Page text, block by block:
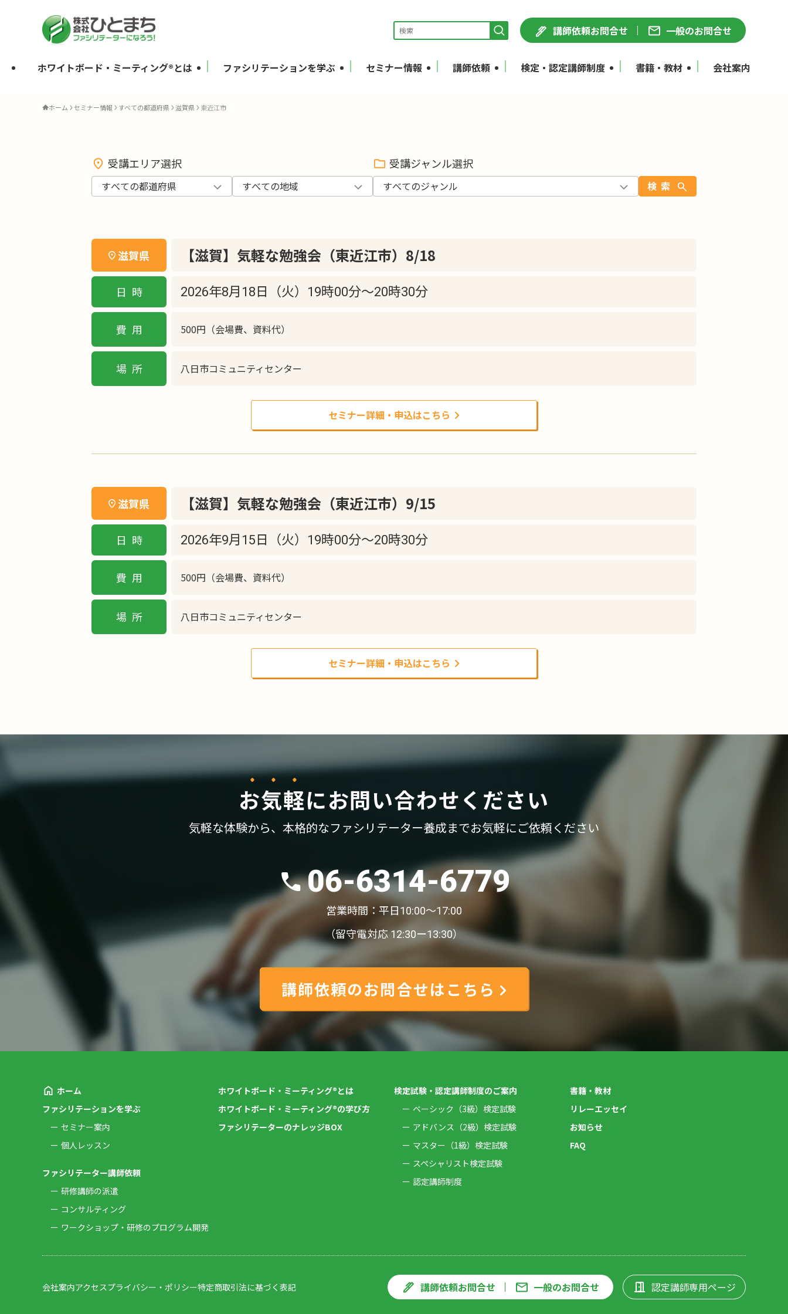
講師依頼お問合せ 一般のお問合せ
ホワイトボード・ミーティング®とは ファシリテーションを学ぶ セミナー情報 講師依頼 検定・認定講師制度 書籍・教材 会社案内
ホーム セミナー情報 すべての都道府県 滋賀県 東近江市
受講エリア選択 受講ジャンル選択
検索
滋賀県 【滋賀】気軽な勉強会（東近江市）8/18
日時 2026年8月18日（火）19時00分〜20時30分
費用 500円（会場費、資料代）
場所 八日市コミュニティセンター
セミナー詳細・申込はこちら
滋賀県 【滋賀】気軽な勉強会（東近江市）9/15
日時 2026年9月15日（火）19時00分〜20時30分
費用 500円（会場費、資料代）
場所 八日市コミュニティセンター
セミナー詳細・申込はこちら
お気軽にお問い合わせください
気軽な体験から、 本格的なファシリテーター養成までお気軽にご依頼ください
06-6314-6779
営業時間：平日10:00〜17:00
（留守電対応 12:30ー13:30）
講師依頼のお問合せはこちら
ホーム
ファシリテーションを学ぶ
セミナー案内
個人レッスン
ファシリテーター講師依頼
研修講師の派遣
コンサルティング
ワークショップ・研修のプログラム開発
ホワイトボード・ミーティング®とは
ホワイトボード・ミーティング®の学び方
ファシリテーターのナレッジBOX
検定試験・認定講師制度のご案内
ベーシック（3級）検定試験
アドバンス（2級）検定試験
マスター（1級）検定試験
スペシャリスト検定試験
認定講師制度
書籍・教材
リレーエッセイ
お知らせ
FAQ
会社案内アクセスプライバシー・ポリシー特定商取引法に基づく表記 講師依頼お問合せ 一般のお問合せ 認定講師専用ページ